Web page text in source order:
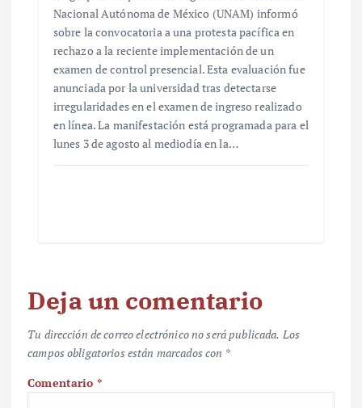
Nacional Autónoma de México (UNAM) informó
sobre la convocatoria a una protesta pacífica en
rechazo a la reciente implementación de un
examen de control presencial. Esta evaluación fue
anunciada por la universidad tras detectarse
irregularidades en el examen de ingreso realizado
en línea. La manifestación está programada para el
lunes 3 de agosto al mediodía en la…
Deja un comentario
Tu dirección de correo electrónico no será publicada. Los
campos obligatorios están marcados con *
Comentario *